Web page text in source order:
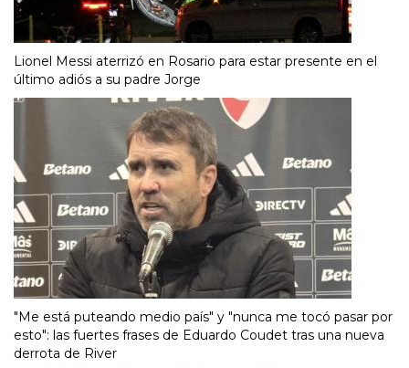
Lionel Messi aterrizó en Rosario para estar presente en el
último adiós a su padre Jorge
"Me está puteando medio país" y "nunca me tocó pasar por
esto": las fuertes frases de Eduardo Coudet tras una nueva
derrota de River